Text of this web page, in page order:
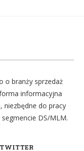
o branży sprzedaż
informacyjna
niezbędne do pracy
DS/MLM.
TWITTER